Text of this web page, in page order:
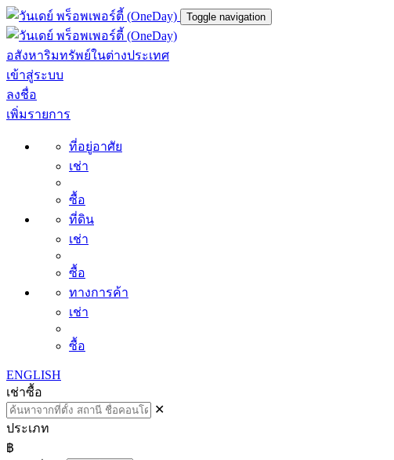
Toggle navigation
อสังหาริมทรัพย์ในต่างประเทศ
เข้าสู่ระบบ
ลงชื่อ
เพิ่มรายการ
ที่อยู่อาศัย
เช่า
ซื้อ
ที่ดิน
เช่า
ซื้อ
ทางการค้า
เช่า
ซื้อ
ENGLISH
เช่าซื้อ
✕
ประเภท
฿